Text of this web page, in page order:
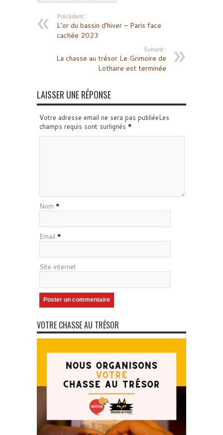
Précédent :
L’or du bassin d’hiver – Paris face
cachée 2023
Suivant :
La chasse au trésor Le Grimoire de
Lothaire est terminée
LAISSER UNE RÉPONSE
Votre adresse email ne sera pas publiéeLes
champs requis sont surlignés *
Nom *
Email *
Site internet
VOTRE CHASSE AU TRÉSOR